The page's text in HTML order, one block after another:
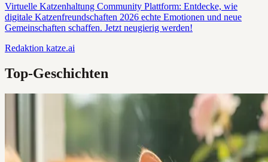
Virtuelle Katzenhaltung Community Plattform: Entdecke, wie
digitale Katzenfreundschaften 2026 echte Emotionen und neue
Gemeinschaften schaffen. Jetzt neugierig werden!
Redaktion katze.ai
Top-Geschichten